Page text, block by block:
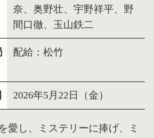
奈、奥野壮、宇野祥平、野
間口徹、玉山鉄二
配給：松竹
2026年5月22日（金）
愛し、ミステリーに捧げ、ミ